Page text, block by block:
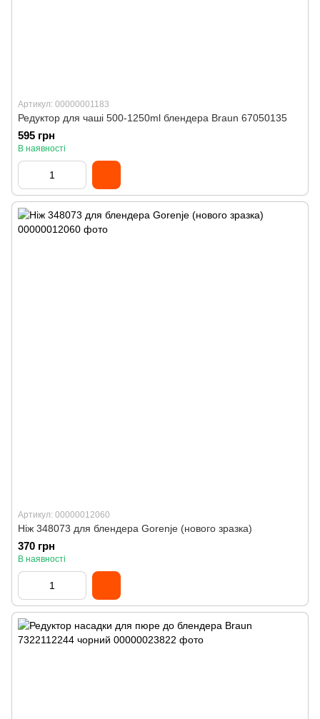
Артикул: 00000001183
Редуктор для чаші 500-1250ml блендера Braun 67050135
595 грн
В наявності
Артикул: 00000012060
Ніж 348073 для блендера Gorenje (нового зразка)
370 грн
В наявності